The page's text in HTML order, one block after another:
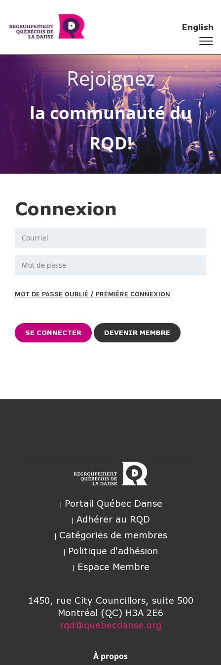
English
Rejoignez
la communauté du
RQD!
Connexion
MOT DE PASSE OUBLIÉ / PREMIÈRE CONNEXION
DEVENIR MEMBRE
Portail Québec Danse
Adhérer au RQD
Catégories de membres
Politique d'adhésion
Espace Membre
1450, rue City Councillors, suite 500
Montréal (QC) H3A 2E6
rqd@quebecdanse.org
À propos